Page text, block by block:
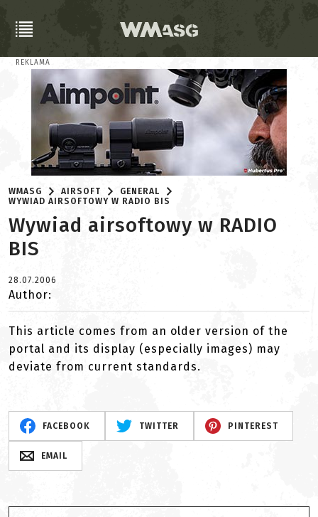
REKLAMA
WMASG AIRSOFT
GENERAL
WYWIAD AIRSOFTOWY W RADIO BIS
Wywiad airsoftowy w RADIO
BIS
28.07.2006
Author:
This article comes from an older version of the
portal and its display (especially images) may
deviate from current standards.
FACEBOOK TWITTER PINTEREST
EMAIL